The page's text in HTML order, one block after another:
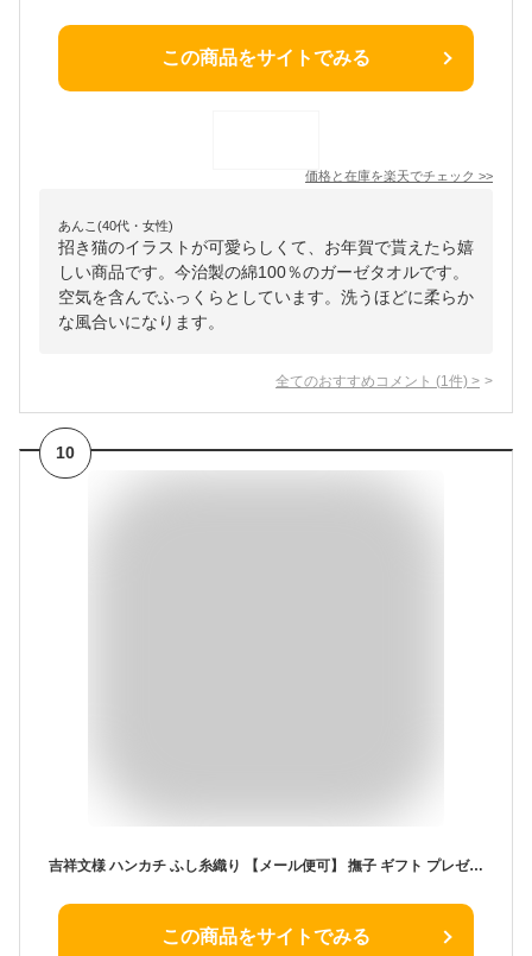
この商品をサイトでみる
価格と在庫を楽天でチェック >>
あんこ(40代・女性)
招き猫のイラストが可愛らしくて、お年賀で貰えたら嬉
しい商品です。今治製の綿100％のガーゼタオルです。
空気を含んでふっくらとしています。洗うほどに柔らか
な風合いになります。
全てのおすすめコメント (1 件) >
10
吉祥文様 ハンカチ ふし糸織り 【メール便可】 撫子 ギフト プレゼント ガーゼ 子供 送別会 プチギフト 粗品 桜 ラッピング オリジナル 縁起物 内祝 お年賀 吉祥 縁起柄 縁起 贈り物 送別の品 お返し ホワイトデー
この商品をサイトでみる